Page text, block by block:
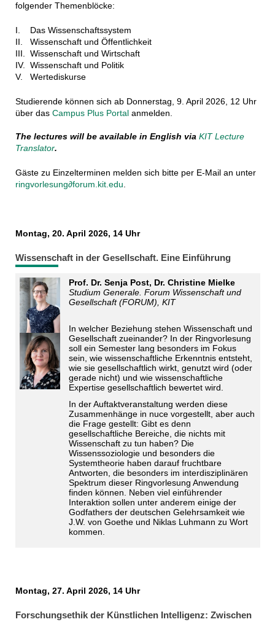
folgender Themenblöcke:
I. Das Wissenschaftssystem
II. Wissenschaft und Öffentlichkeit
III. Wissenschaft und Wirtschaft
IV. Wissenschaft und Politik
V. Wertediskurse
Studierende können sich ab Donnerstag, 9. April 2026, 12 Uhr
über das Campus Plus Portalanmelden.
The lectures will be available in English via KIT Lecture
Translator.
Gäste zu Einzelterminen melden sich bitte per E-Mail an unter
ringvorlesung∂forum.kit.edu
Montag, 20. April 2026, 14 Uhr
Wissenschaft in der Gesellschaft. Eine Einführung
Prof. Dr. Senja Post, Dr. Christine Mielke
Studium Generale. Forum Wissenschaft und
Gesellschaft (FORUM), KIT
In welcher Beziehung stehen Wissenschaft und
Gesellschaft zueinander? In der Ringvorlesung
soll ein Semester lang besonders im Fokus
sein, wie wissenschaftliche Erkenntnis entsteht,
wie sie gesellschaftlich wirkt, genutzt wird (oder
gerade nicht) und wie wissenschaftliche
Expertise gesellschaftlich bewertet wird.
In der Auftaktveranstaltung werden diese
Zusammenhänge in nuce vorgestellt, aber auch
die Frage gestellt: Gibt es denn
gesellschaftliche Bereiche, die nichts mit
Wissenschaft zu tun haben? Die
Wissenssoziologie und besonders die
Systemtheorie haben darauf fruchtbare
Antworten, die besonders im interdisziplinären
Spektrum dieser Ringvorlesung Anwendung
finden können. Neben viel einführender
Interaktion sollen unter anderem einige der
Godfathers der deutschen Gelehrsamkeit wie
J.W. von Goethe und Niklas Luhmann zu Wort
kommen.
Montag, 27. April 2026, 14 Uhr
Forschungsethik der Künstlichen Intelligenz: Zwischen